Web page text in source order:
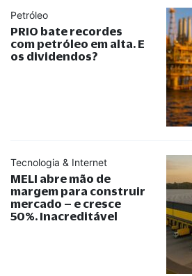
Petróleo
PRIO bate recordes
com petróleo em alta. E
os dividendos?
Tecnologia & Internet
MELI abre mão de
margem para construir
mercado – e cresce
50%. Inacreditável